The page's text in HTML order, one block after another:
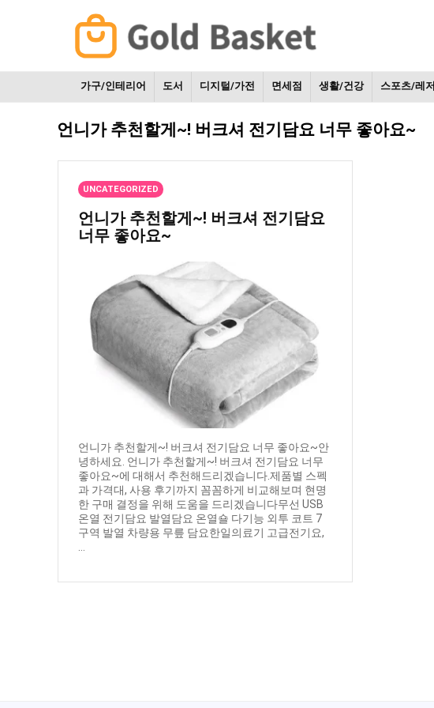
가구/인테리어 도서 디지털/가전 면세점 생활/건강 스포츠/레저
언니가 추천할게~! 버크셔 전기담요 너무 좋아요~
UNCATEGORIZED
언니가 추천할게~! 버크셔 전기담요
너무 좋아요~
언니가 추천할게~! 버크셔 전기담요 너무 좋아요~안
녕하세요. 언니가 추천할게~! 버크셔 전기담요 너무
좋아요~에 대해서 추천해드리겠습니다.제품별 스펙
과 가격대, 사용 후기까지 꼼꼼하게 비교해보며 현명
한 구매 결정을 위해 도움을 드리겠습니다무선 USB
온열 전기담요 발열담요 온열숄 다기능 외투 코트 7
구역 발열 차량용 무릎 담요한일의료기 고급전기요,
...